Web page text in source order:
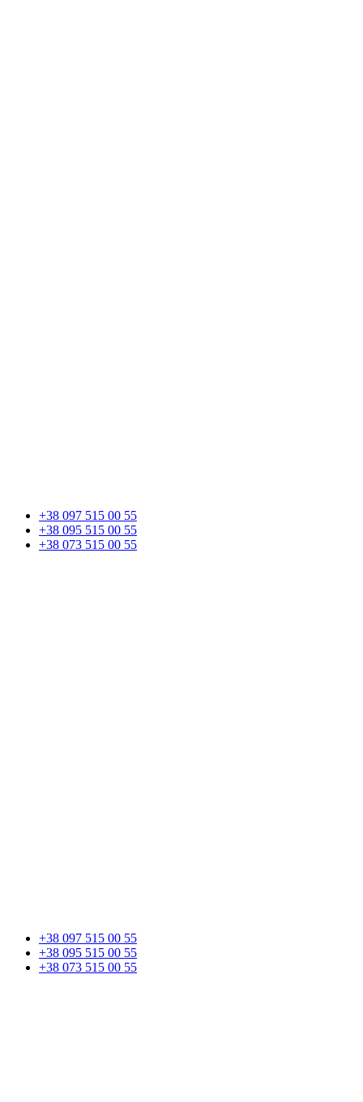
+38 097 515 00 55
+38 095 515 00 55
+38 073 515 00 55
+38 097 515 00 55
+38 095 515 00 55
+38 073 515 00 55